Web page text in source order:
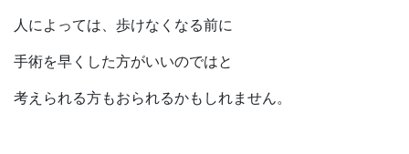
人によっては、歩けなくなる前に
手術を早くした方がいいのではと
考えられる方もおられるかもしれません。